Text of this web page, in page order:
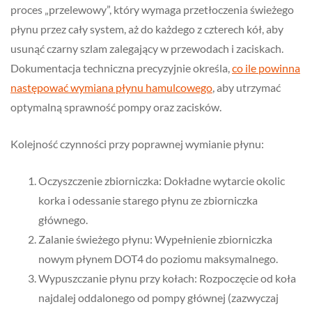
proces „przelewowy”, który wymaga przetłoczenia świeżego
płynu przez cały system, aż do każdego z czterech kół, aby
usunąć czarny szlam zalegający w przewodach i zaciskach.
Dokumentacja techniczna precyzyjnie określa, co ile powinna
następować wymiana płynu hamulcowego , aby utrzymać
optymalną sprawność pompy oraz zacisków.
Kolejność czynności przy poprawnej wymianie płynu:
Oczyszczenie zbiorniczka: Dokładne wytarcie okolic
korka i odessanie starego płynu ze zbiorniczka
głównego.
Zalanie świeżego płynu: Wypełnienie zbiorniczka
nowym płynem DOT4 do poziomu maksymalnego.
Wypuszczanie płynu przy kołach: Rozpoczęcie od koła
najdalej oddalonego od pompy głównej (zazwyczaj